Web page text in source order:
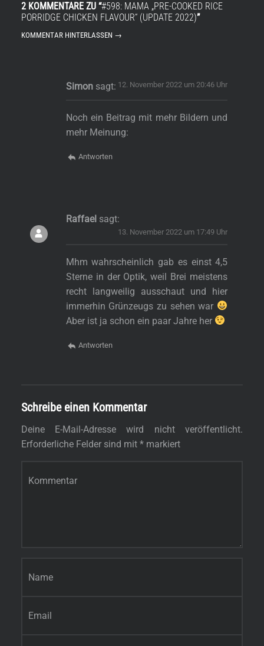
2 KOMMENTARE ZU “#598: MAMA „PRE-COOKED RICE
PORRIDGE CHICKEN FLAVOUR“ (UPDATE 2022)”
KOMMENTAR HINTERLASSEN →
Simon sagt: 12. November 2022 um 20:46 Uhr
Noch ein Beitrag mit mehr Bildern und
mehr Meinung:
Antworten
Raffael sagt:
13. November 2022 um 17:49 Uhr
Mhm wahrscheinlich gab es einst 4,5
Sterne in der Optik, weil Brei meistens
recht langweilig ausschaut und hier
immerhin Grünzeugs zu sehen war
Aber ist ja schon ein paar Jahre her
Antworten
Schreibe einen Kommentar
Deine E-Mail-Adresse wird nicht veröffentlicht.
Erforderliche Felder sind mit *markiert